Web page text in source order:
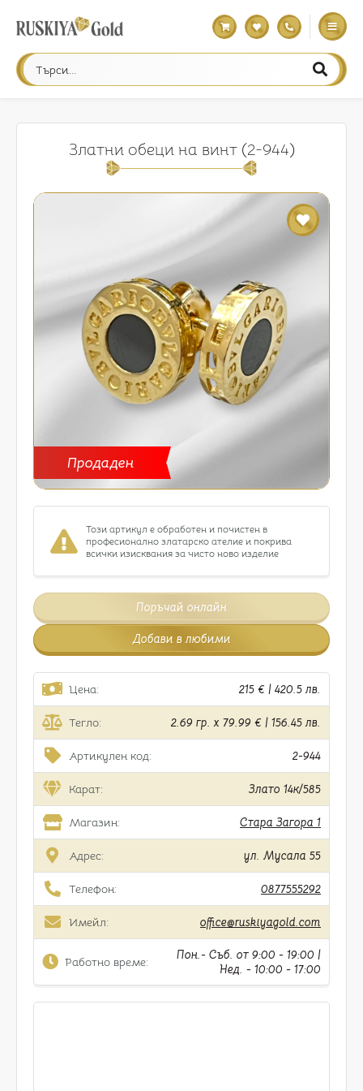
Златни обеци на винт (2-944)
Продаден
Този артикул е обработен и почистен в
професионално златарско ателие и покрива
всички изисквания за чисто ново изделие
Поръчай онлайн
Добави в любими
Цена: 215 € | 420.5 лв.
Тегло: 2.69 гр. x 79.99 € | 156.45 лв.
Артикулен код: 2-944
Карат: Злато 14к/585
Магазин: Стара Загора 1
Адрес: ул. Мусала 55
Телефон: 0877555292
Имейл: office@ruskiyagold.com
Работно време:
Пон.- Съб. от 9:00 - 19:00 |
Нед. - 10:00 - 17:00